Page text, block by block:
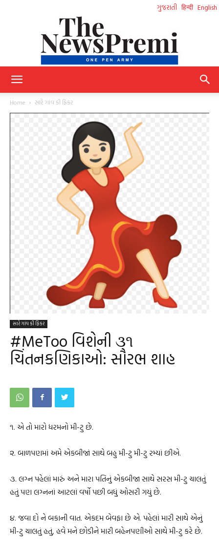
ગુજરાતી हिन्दी English
Gujarati
Home સારે ગાંવ કી ફિકર
સારે ગાંવ કી ફિકર
#MeToo વિશેની ૩૧
ચિંતનકણિકાઓ: સૌરભ શાહ
૧. એ તો મારો ધરમનો મી-ટુ છે.
૨. બાળપણમાં અમે એકબીજાં સાથે બહુ મી-ટુ મી-ટુ રમ્યાં છીએ.
૩. લગ્ન પહેલાં મારું અને મારા પતિનું એકબીજા સાથે સરસ મી-ટુ ચાલતું
હતું પણ લગ્નનાં આટલાં વર્ષો પછી બધું ઓસરી ગયું છે.
૪. જવા દો ને બકાની વાત. એકદમ બેવફા છે એ. પહેલાં મારી સાથે એનું
મી-ટુ ચાલતું હતું, હવે મને છોડીને મારી બહેનપણીઓ સાથે મી-ટુ કરે છે.